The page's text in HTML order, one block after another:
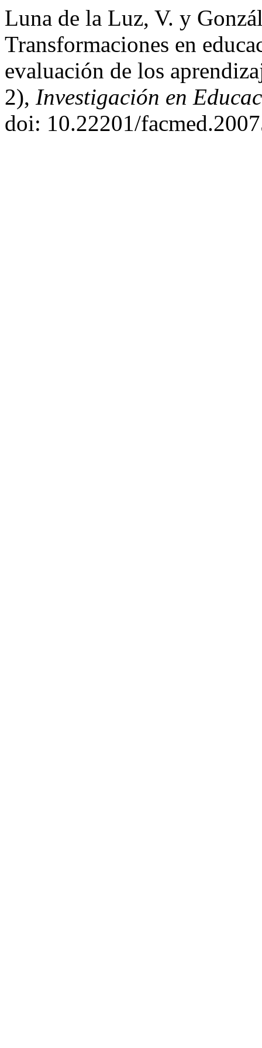
Luna de la Luz, V. y
Transformaciones en
evaluación de los
2), Investigación en
doi: 10.22201/